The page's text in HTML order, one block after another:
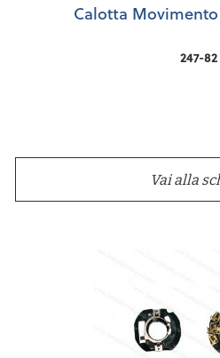
Calotta Movimento
247-82
Vai alla